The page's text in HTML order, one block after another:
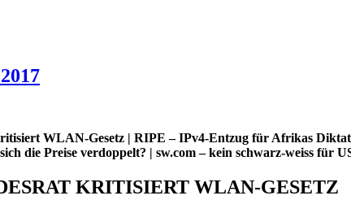
WLAN-Gesetz | RIPE – IPv4-Entzug für Afrikas
die Preise verdoppelt? | sw.com – kein schwarz-weiss für
KRITISIERT WLAN-GESETZ